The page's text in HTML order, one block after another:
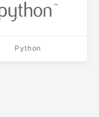
Python